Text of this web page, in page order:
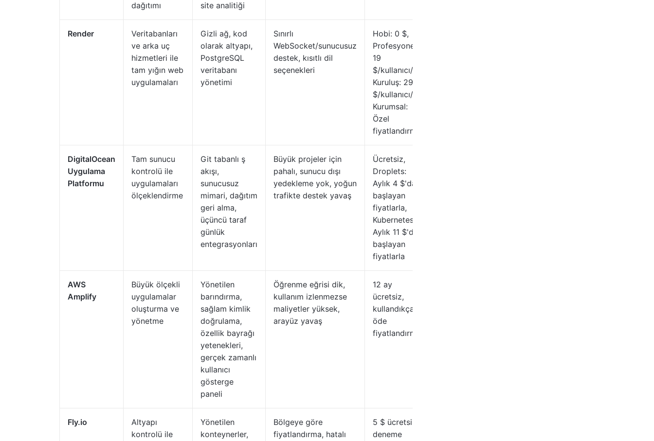
dağıtımı
site analitiği
Render
Veritabanları
ve arka uç
hizmetleri ile
tam yığın web
uygulamaları
Gizli ağ, kod
olarak altyapı,
PostgreSQL
veritabanı
yönetimi
Sınırlı
WebSocket/sunucusuz
destek, kısıtlı dil
seçenekleri
Hobi: 0 $,
Profesyonel:
19
$/kullanıcı/ay,
Kuruluş: 29
$/kullanıcı/ay,
Kurumsal:
Özel
fiyatlandırma
DigitalOcean
Uygulama
Platformu
Tam sunucu
kontrolü ile
uygulamaları
ölçeklendirme
Git tabanlı ş
akışı,
sunucusuz
mimari, dağıtım
geri alma,
üçüncü taraf
günlük
entegrasyonları
Büyük projeler için
pahalı, sunucu dışı
yedekleme yok, yoğun
trafikte destek yavaş
Ücretsiz,
Droplets:
Aylık 4 $'dan
başlayan
fiyatlarla,
Kubernetes:
Aylık 11 $'dan
başlayan
fiyatlarla
AWS
Amplify
Büyük ölçekli
uygulamalar
oluşturma ve
yönetme
Yönetilen
barındırma,
sağlam kimlik
doğrulama,
özellik bayrağı
yetenekleri,
gerçek zamanlı
kullanıcı
gösterge
paneli
Öğrenme eğrisi dik,
kullanım izlenmezse
maliyetler yüksek,
arayüz yavaş
12 ay
ücretsiz,
kullandıkça
öde
fiyatlandırma
Fly.io
Altyapı
kontrolü ile
Yönetilen
konteynerler,
Bölgeye göre
fiyatlandırma, hatalı
5 $ ücretsiz
deneme